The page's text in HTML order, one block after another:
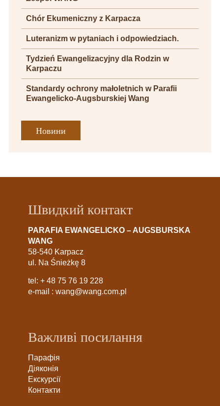
Chór Ekumeniczny z Karpacza
Luteranizm w pytaniach i odpowiedziach.
Tydzień Ewangelizacyjny dla Rodzin w
Karpaczu
Standardy ochrony małoletnich w Parafii
Ewangelicko-Augsburskiej Wang
Новини
Швидкий контакт
PARAFIA EWANGELICKO – AUGSBURSKA
WANG
58-540 Karpacz
ul. Na Śnieżkę 8
tel: + 48 75 76 19 228
e-mail : wang@wang.com.pl
Важливі посилання
Парафія
Діяконія
Екскурсії
Контакти